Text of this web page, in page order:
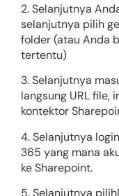
2. Selanjutnya
selanjutnya pilih
folder (atau Anda
tertentu)
3. Selanjutnya
langsung URL file,
kontektor
4. Selanjutnya
365 yang mana
ke Sharepoint.
5. Selanjutnya